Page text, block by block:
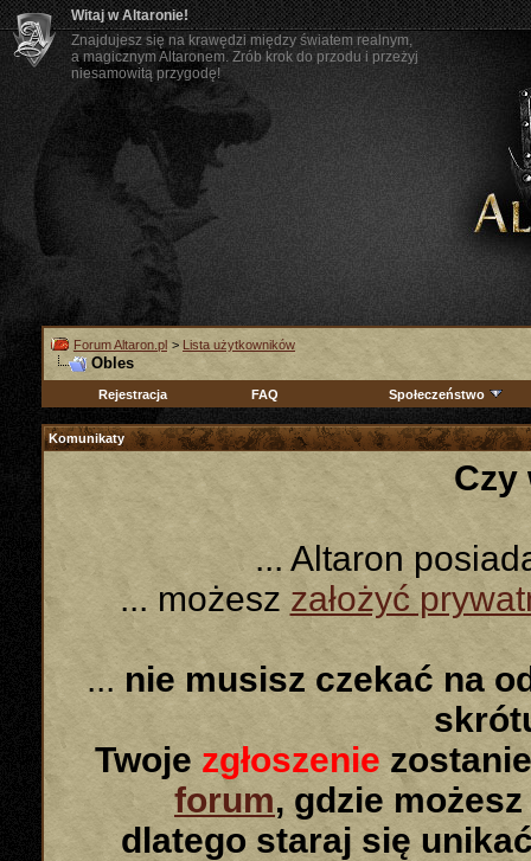
Witaj w Altaronie!
Znajdujesz się na krawędzi między światem realnym,
a magicznym Altaronem. Zrób krok do przodu i przeżyj
niesamowitą przygodę!
Forum Altaron.pl > Lista użytkowników
Obles
Rejestracja FAQ Społeczeństwo
Komunikaty
Czy
... Altaron
... możeszzałożyć
... nie musisz czekać na
Twoje zgłoszenie
forum, gdzie
dlatego staraj się